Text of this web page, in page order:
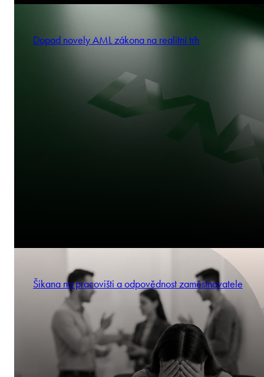
Dopad novely AML zákona na realitní trh
Šikana na pracovišti a odpovědnost zaměstnavatele